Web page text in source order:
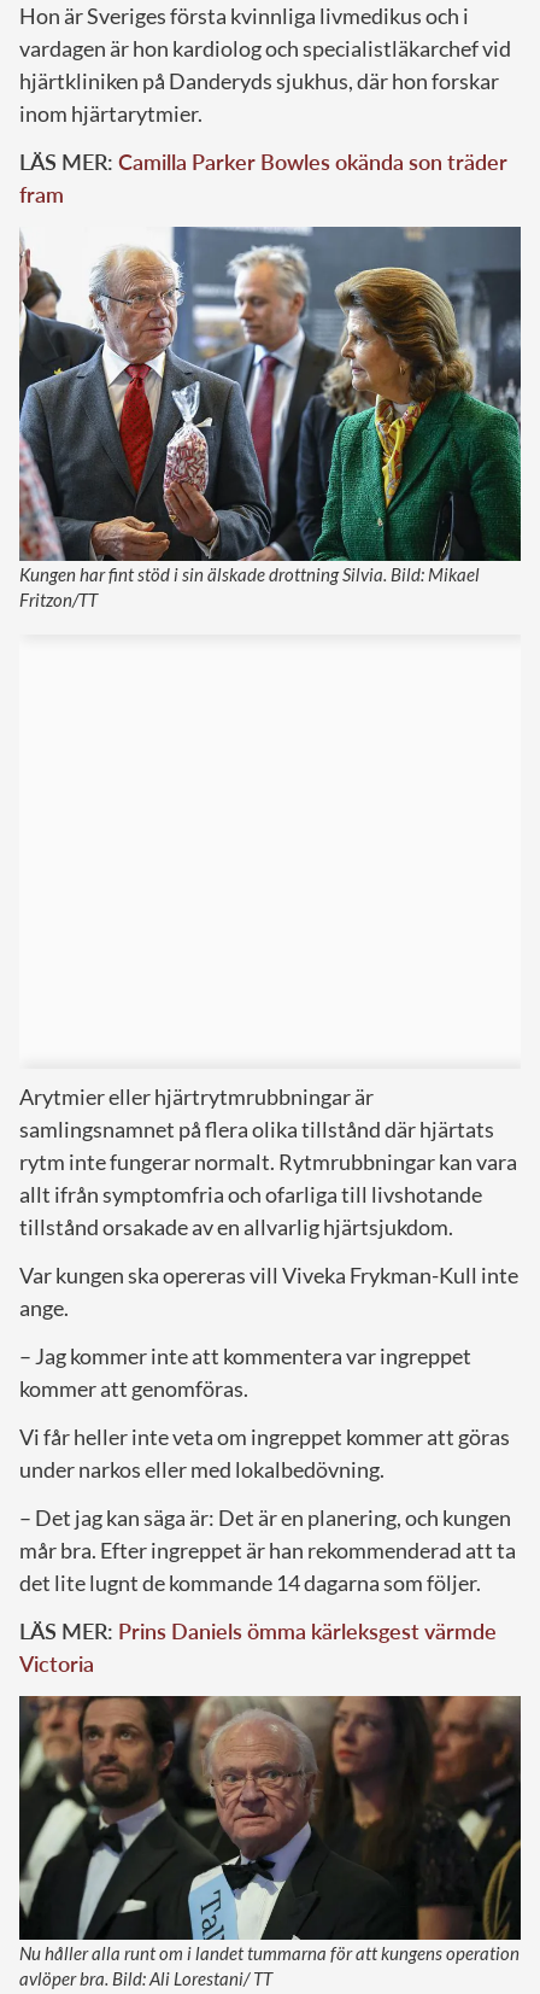
Hon är Sveriges första kvinnliga livmedikus och i
vardagen är hon kardiolog och specialistläkarchef vid
hjärtkliniken på Danderyds sjukhus, där hon forskar
inom hjärtarytmier.
LÄS MER: Camilla Parker Bowles okända son träder
fram
Kungen har fint stöd i sin älskade drottning Silvia. Bild: Mikael
Fritzon/TT
Arytmier eller hjärtrytmrubbningar är
samlingsnamnet på flera olika tillstånd där hjärtats
rytm inte fungerar normalt. Rytmrubbningar kan vara
allt ifrån symptomfria och ofarliga till livshotande
tillstånd orsakade av en allvarlig hjärtsjukdom.
Var kungen ska opereras vill Viveka Frykman-Kull inte
ange.
– Jag kommer inte att kommentera var ingreppet
kommer att genomföras.
Vi får heller inte veta om ingreppet kommer att göras
under narkos eller med lokalbedövning.
– Det jag kan säga är: Det är en planering, och kungen
mår bra. Efter ingreppet är han rekommenderad att ta
det lite lugnt de kommande 14 dagarna som följer.
LÄS MER: Prins Daniels ömma kärleksgest värmde
Victoria
Nu håller alla runt om i landet tummarna för att kungens operation
avlöper bra. Bild: Ali Lorestani/ TT